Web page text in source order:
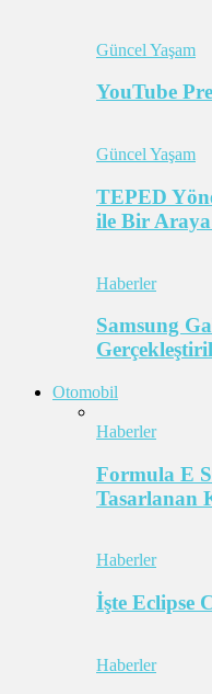
Güncel Yaşam
YouTube
Güncel Yaşam
TEPED
ile Bir
Haberler
Samsung
Otomobil
Haberler
Formula E
Tasarlanan
Haberler
İşte Eclipse
Haberler